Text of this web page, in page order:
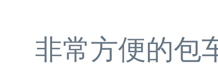
非常方便的包